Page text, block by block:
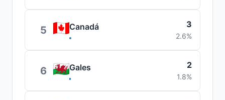
5 Canadá 3
2.6%
6 Gales 2
1.8%